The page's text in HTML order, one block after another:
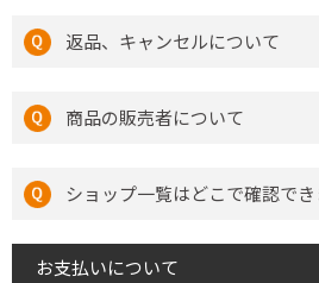
返品、キャンセルについて
商品の販売者について
ショップ一覧はどこで確認で
お支払いについて